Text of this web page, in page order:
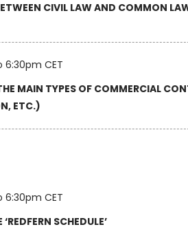
CIVIL LAW AND COMMON
CET
MAIN TYPES OF COMMERCIAL
ETC.)
CET
SCHEDULE’